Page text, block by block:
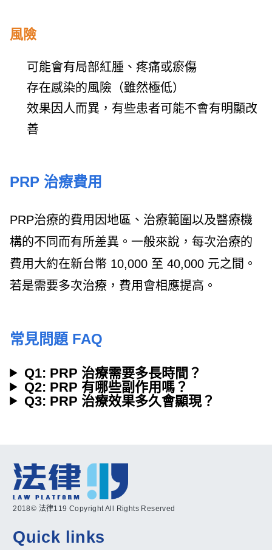
風險
可能會有局部紅腫、疼痛或瘀傷
存在感染的風險（雖然極低）
效果因人而異，有些患者可能不會有明顯改
善
PRP 治療費用
PRP治療的費用因地區、治療範圍以及醫療機
構的不同而有所差異。一般來說，每次治療的
費用大約在新台幣 10,000 至 40,000 元之間。
若是需要多次治療，費用會相應提高。
常見問題 FAQ
Q1: PRP 治療需要多長時間？
Q2: PRP 有哪些副作用嗎？
Q3: PRP 治療效果多久會顯現？
2018© 法律119 Copyright All Rights Reserved
Quick links